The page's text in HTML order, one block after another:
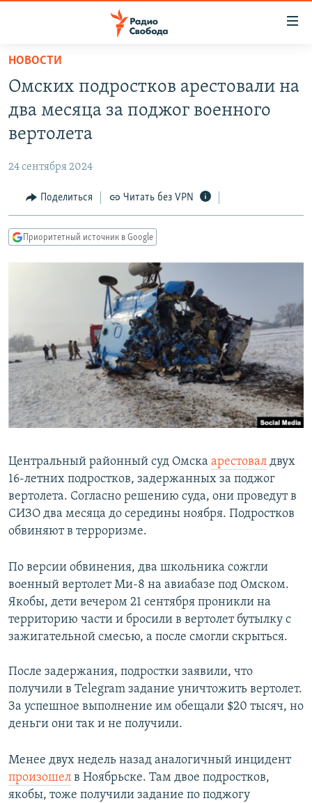
упрощенного
доступа
основному
Вернутся
Вернутся
МНЕНИЯ
КУЛЬТУРА
КАВКАЗ.РЕАЛИИ
РАСПИСАНИЕ ВЕЩАНИЯ
ПОДПИШИТЕСЬ НА РАССЫЛКУ
СОЦИАЛЬНЫЕ СЕТИ
Все сайты РСЕ/РС
НОВОСТИ
Омских подростков арестовали на
два месяца за поджог военного
вертолета
24 сентября 2024
Поделиться Читать без VPN
Приоритетный источник в Google
Центральный районный суд Омска арестовал двух
16-летних подростков, задержанных за поджог
вертолета. Согласно решению суда, они проведут в
СИЗО два месяца до середины ноября. Подростков
обвиняют в терроризме.
По версии обвинения, два школьника сожгли
военный вертолет Ми-8 на авиабазе под Омском.
Якобы, дети вечером 21 сентября проникли на
территорию части и бросили в вертолет бутылку с
зажигательной смесью, а после смогли скрыться.
После задержания, подростки заявили, что
получили в Telegram задание уничтожить вертолет.
За успешное выполнение им обещали $20 тысяч, но
деньги они так и не получили.
Менее двух недель назад аналогичный инцидент
произошел в Ноябрьске. Там двое подростков,
якобы, тоже получили задание по поджогу